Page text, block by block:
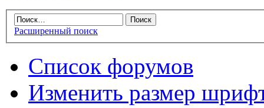
Расширенный поиск
Список форумов
Изменить размер